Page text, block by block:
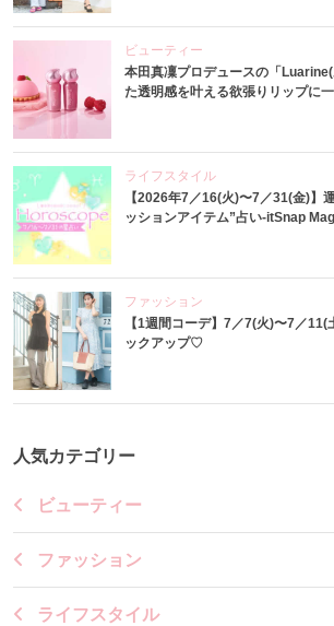
ビューティー
本田真凜プロデュースの「
た透明感を叶える欲張りリップに一
ライフスタイル
【2026年7／16(火)〜7／31(金)】
ッションアイテム”占い-itSnap
ファッション
【1週間コーデ】7／7(火)〜7／
ックアップ♡
人気カテゴリー
ビューティー
ファッション
ライフスタイル